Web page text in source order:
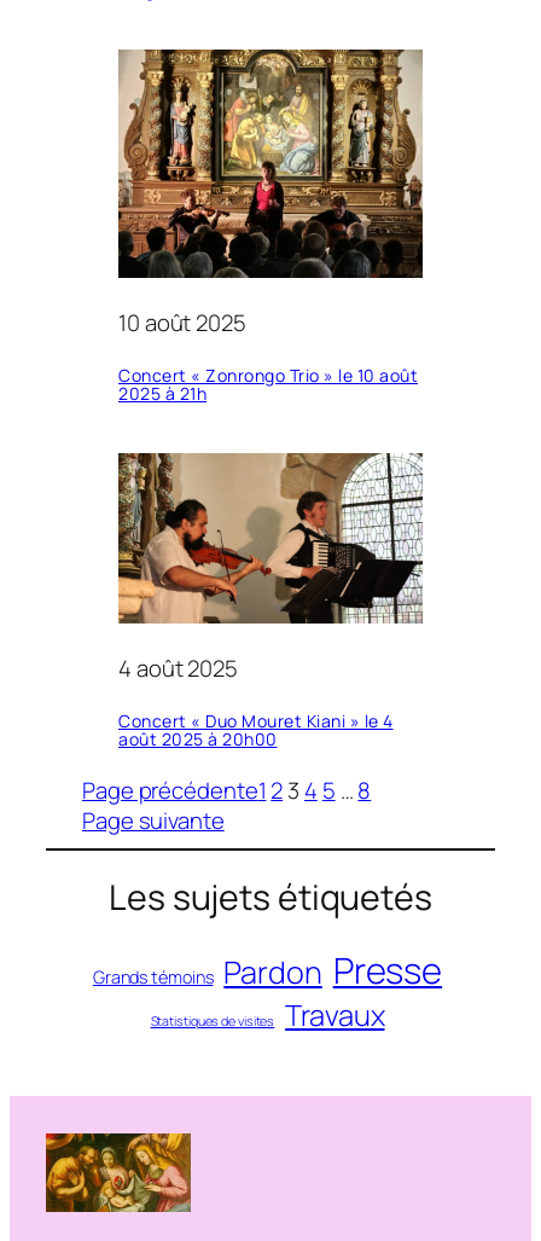
10 août 2025
Concert « Zonrongo Trio » le 10 août
2025 à 21h
4 août 2025
Concert « Duo Mouret Kiani » le 4
août 2025 à 20h00
Page précédente1 23 4 5 …8
Page suivante
Les sujets étiquetés
Grands témoins Pardon Presse
Statistiques de visites Travaux